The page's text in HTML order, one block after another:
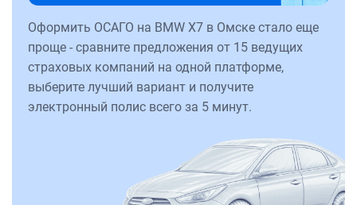
Оформить ОСАГО на BMW X7 в Омске стало еще
проще - сравните предложения от 15 ведущих
страховых компаний на одной платформе,
выберите лучший вариант и получите
электронный полис всего за 5 минут.